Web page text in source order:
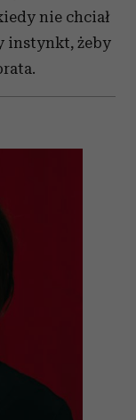
nie chciał
instynkt, żeby